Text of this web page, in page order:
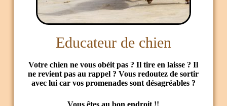
Educateur de chien
Votre chien ne vous obéit pas ? Il tire en laisse ? Il
ne revient pas au rappel ? Vous redoutez de sortir
avec lui car vos promenades sont désagréables ?